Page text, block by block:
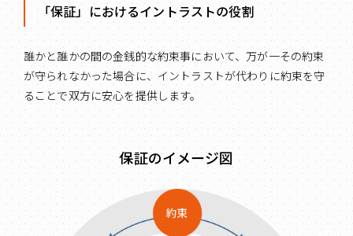
「保証」におけるイントラストの役割
誰かと誰かの間の金銭的な約束事において、万が一その約束
が守られなかった場合に、イントラストが代わりに約束を守
ることで双方に安心を提供します。
保証のイメージ図